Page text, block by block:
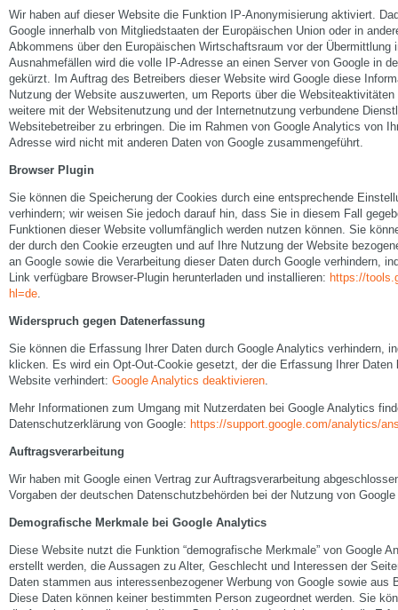
Wir haben auf dieser Website die Funktion IP-Anonymisierung aktiviert.
Google innerhalb von Mitgliedstaaten der Europäischen Union oder in
Abkommens über den Europäischen Wirtschaftsraum vor der Übermittlung
Ausnahmefällen wird die volle IP-Adresse an einen Server von Google in
gekürzt. Im Auftrag des Betreibers dieser Website wird Google diese
Nutzung der Website auszuwerten, um Reports über die
weitere mit der Websitenutzung und der Internetnutzung verbundene
Websitebetreiber zu erbringen. Die im Rahmen von Google Analytics von
Adresse wird nicht mit anderen Daten von Google zusammengeführt.
Browser Plugin
Sie können die Speicherung der Cookies durch eine entsprechende
verhindern; wir weisen Sie jedoch darauf hin, dass Sie in diesem Fall
Funktionen dieser Website vollumfänglich werden nutzen können. Sie
der durch den Cookie erzeugten und auf Ihre Nutzung der Website
an Google sowie die Verarbeitung dieser Daten durch Google verhindern,
Link verfügbare Browser-Plugin herunterladen und installieren: https://
hl=de.
Widerspruch gegen Datenerfassung
Sie können die Erfassung Ihrer Daten durch Google Analytics verhindern,
klicken. Es wird ein Opt-Out-Cookie gesetzt, der die Erfassung Ihrer
Website verhindert: Google Analytics deaktivieren.
Mehr Informationen zum Umgang mit Nutzerdaten bei Google Analytics
Datenschutzerklärung von Google: https://support.google.com/analytics/
Auftragsverarbeitung
Wir haben mit Google einen Vertrag zur Auftragsverarbeitung
Vorgaben der deutschen Datenschutzbehörden bei der Nutzung von
Demografische Merkmale bei Google Analytics
Diese Website nutzt die Funktion “demografische Merkmale” von Google
erstellt werden, die Aussagen zu Alter, Geschlecht und Interessen der
Daten stammen aus interessenbezogener Werbung von Google sowie aus
Diese Daten können keiner bestimmten Person zugeordnet werden. Sie